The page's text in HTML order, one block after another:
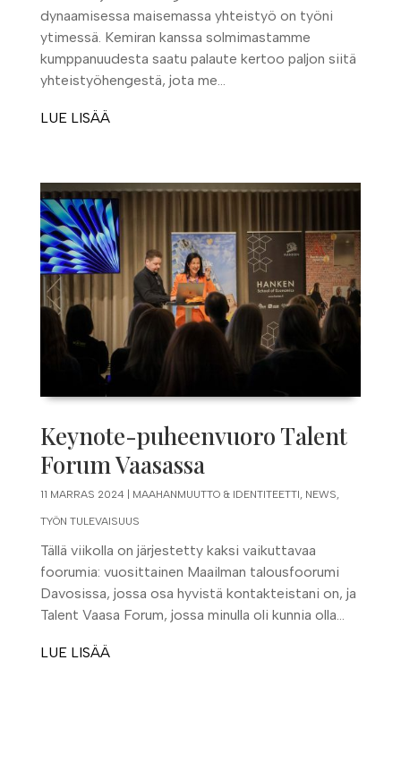
dynaamisessa maisemassa yhteistyö on työni
ytimessä. Kemiran kanssa solmimastamme
kumppanuudesta saatu palaute kertoo paljon siitä
yhteistyöhengestä, jota me...
LUE LISÄÄ
Keynote-puheenvuoro Talent
Forum Vaasassa
11 MARRAS 2024| MAAHANMUUTTO & IDENTITEETTI, NEWS,
TYÖN TULEVAISUUS
Tällä viikolla on järjestetty kaksi vaikuttavaa
foorumia: vuosittainen Maailman talousfoorumi
Davosissa, jossa osa hyvistä kontakteistani on, ja
Talent Vaasa Forum, jossa minulla oli kunnia olla...
LUE LISÄÄ